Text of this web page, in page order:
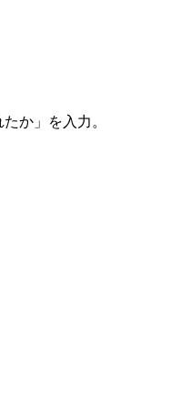
か」を入力。